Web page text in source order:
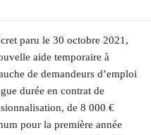
paru le 30 octobre 2021,
aide temporaire à
de demandeurs d’emploi
durée en contrat de
de 8 000 €
pour la première année